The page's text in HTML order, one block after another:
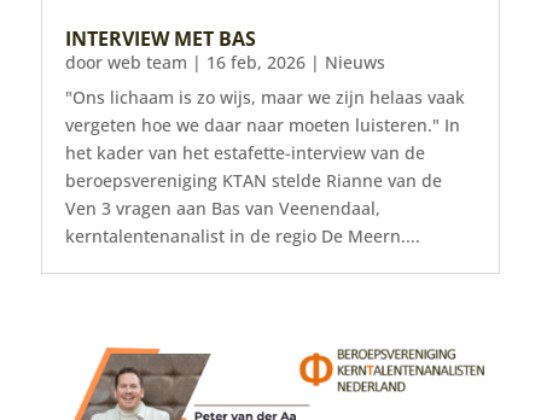
INTERVIEW MET BAS
door web team | 16 feb, 2026| Nieuws
"Ons lichaam is zo wijs, maar we zijn helaas vaak
vergeten hoe we daar naar moeten luisteren." In
het kader van het estafette-interview van de
beroepsvereniging KTAN stelde Rianne van de
Ven 3 vragen aan Bas van Veenendaal,
kerntalentenanalist in de regio De Meern....